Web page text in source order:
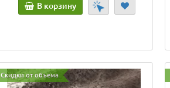
В корзину
Скидки от объема